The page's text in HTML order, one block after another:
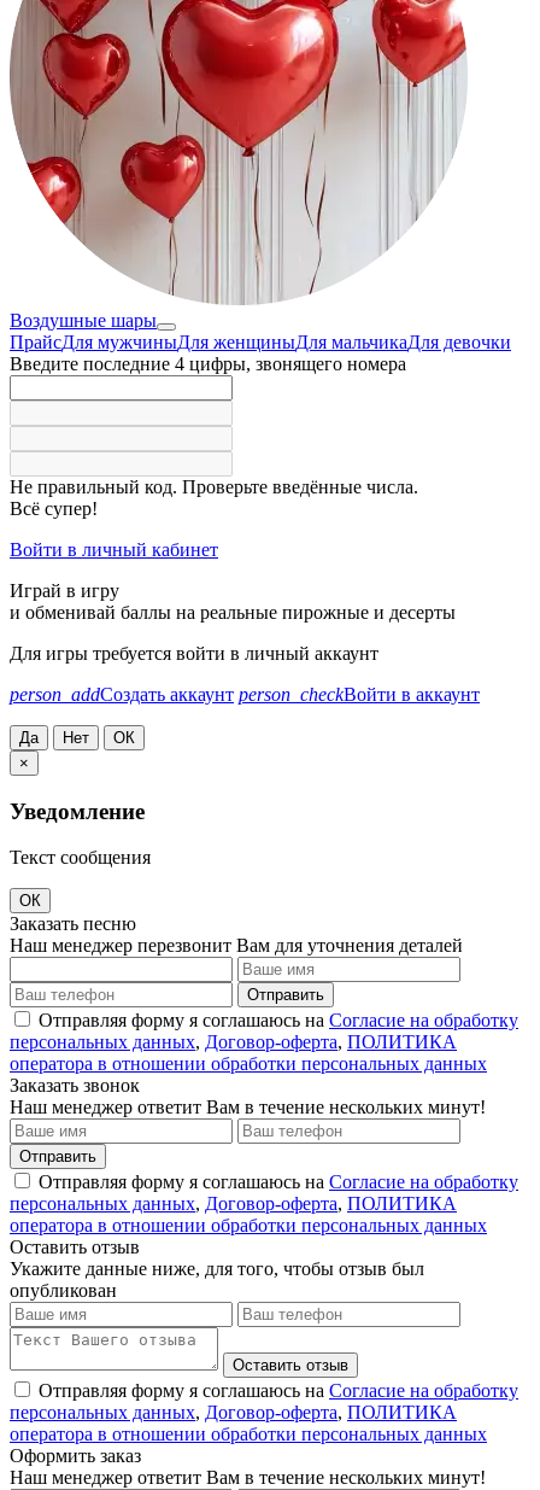
Воздушные шары
ПрайсДля мужчиныДля женщиныДля мальчикаДля девочки
Введите последние 4 цифры, звонящего номера
Не правильный код. Проверьте введённые числа.
Всё супер!
Войти в личный кабинет
Играй в игру
и обменивай баллы на реальные пирожные и десерты
Для игры требуется войти в личный аккаунт
person_addСоздать аккаунт person_checkВойти в аккаунт
Да Нет
ОК
×
Уведомление
Текст сообщения
ОК
Заказать песню
Наш менеджер перезвонит Вам для уточнения деталей
Отправить
Отправляя форму я соглашаюсь на Согласие на обработку
персональных данных, Договор-оферта, ПОЛИТИКА
оператора в отношении обработки персональных данных
Заказать звонок
Наш менеджер ответит Вам в течение нескольких минут!
Отправить
Отправляя форму я соглашаюсь на Согласие на обработку
персональных данных, Договор-оферта, ПОЛИТИКА
оператора в отношении обработки персональных данных
Оставить отзыв
Укажите данные ниже, для того, чтобы отзыв был
опубликован
Оставить отзыв
Отправляя форму я соглашаюсь на Согласие на обработку
персональных данных, Договор-оферта, ПОЛИТИКА
оператора в отношении обработки персональных данных
Оформить заказ
Наш менеджер ответит Вам в течение нескольких минут!